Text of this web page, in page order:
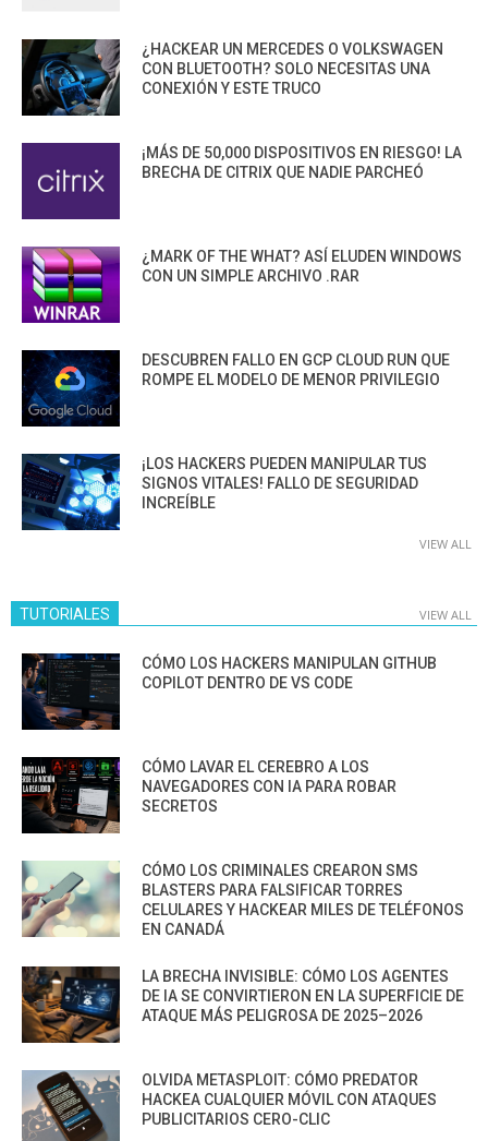
¿HACKEAR UN MERCEDES O VOLKSWAGEN
CON BLUETOOTH? SOLO NECESITAS UNA
CONEXIÓN Y ESTE TRUCO
¡MÁS DE 50,000 DISPOSITIVOS EN RIESGO! LA
BRECHA DE CITRIX QUE NADIE PARCHEÓ
¿MARK OF THE WHAT? ASÍ ELUDEN WINDOWS
CON UN SIMPLE ARCHIVO .RAR
DESCUBREN FALLO EN GCP CLOUD RUN QUE
ROMPE EL MODELO DE MENOR PRIVILEGIO
¡LOS HACKERS PUEDEN MANIPULAR TUS
SIGNOS VITALES! FALLO DE SEGURIDAD
INCREÍBLE
VIEW ALL
TUTORIALES VIEW ALL
CÓMO LOS HACKERS MANIPULAN GITHUB
COPILOT DENTRO DE VS CODE
CÓMO LAVAR EL CEREBRO A LOS
NAVEGADORES CON IA PARA ROBAR
SECRETOS
CÓMO LOS CRIMINALES CREARON SMS
BLASTERS PARA FALSIFICAR TORRES
CELULARES Y HACKEAR MILES DE TELÉFONOS
EN CANADÁ
LA BRECHA INVISIBLE: CÓMO LOS AGENTES
DE IA SE CONVIRTIERON EN LA SUPERFICIE DE
ATAQUE MÁS PELIGROSA DE 2025–2026
OLVIDA METASPLOIT: CÓMO PREDATOR
HACKEA CUALQUIER MÓVIL CON ATAQUES
PUBLICITARIOS CERO-CLIC